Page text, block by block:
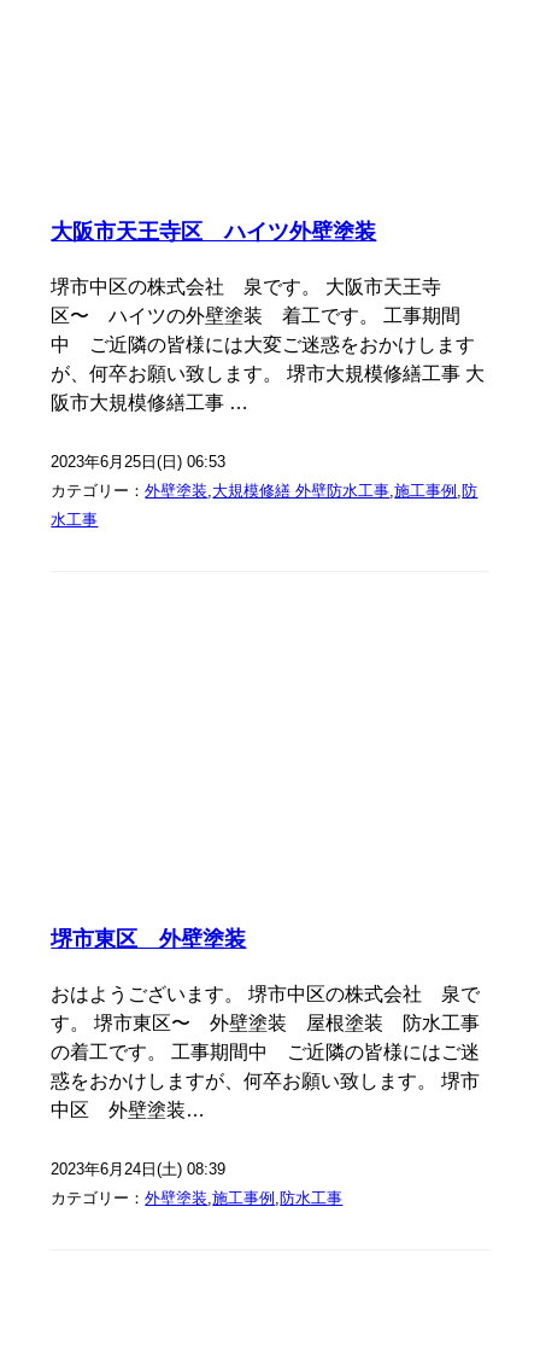
大阪市天王寺区 ハイツ外壁塗装
堺市中区の株式会社 泉です。 大阪市天王寺
区〜 ハイツの外壁塗装 着工です。 工事期間
中 ご近隣の皆様には大変ご迷惑をおかけします
が、何卒お願い致します。 堺市大規模修繕工事 大
阪市大規模修繕工事 …
2023年6月25日(日) 06:53
カテゴリー：外壁塗装,大規模修繕 外壁防水工事,施工事例 ,防
水工事
堺市東区 外壁塗装
おはようございます。 堺市中区の株式会社 泉で
す。 堺市東区〜 外壁塗装 屋根塗装 防水工事
の着工です。 工事期間中 ご近隣の皆様にはご迷
惑をおかけしますが、何卒お願い致します。 堺市
中区 外壁塗装…
2023年6月24日(土) 08:39
カテゴリー：外壁塗装,施工事例 ,防水工事